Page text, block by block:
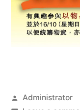
Posted
Administrator